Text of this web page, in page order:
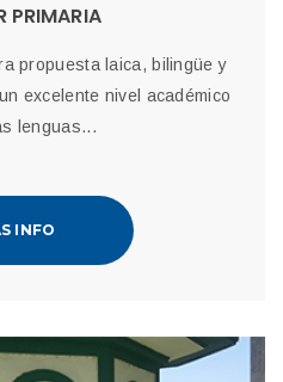
PRIMARIA
propuesta laica, bilingüe y
excelente nivel académico
lenguas...
INFO